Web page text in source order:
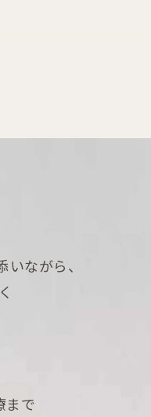
ながら、
まで